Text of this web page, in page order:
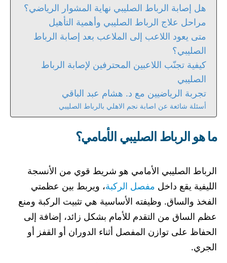
هل إصابة الرباط الصليبي نهاية المشوار الرياضي؟
مراحل علاج الرباط الصليبي وأهمية التأهيل
متى يعود اللاعب إلى الملاعب بعد إصابة الرباط
الصليبي؟
كيفية تجنّب اللاعبين المحترفين لإصابة الرباط
الصليبي
تجربة الرياضيين مع د. هشام عبد الباقي
أسئلة شائعة عن اصابة نجم الاهلي بالرباط الصليبي
ما هو الرباط الصليبي الأمامي؟
الرباط الصليبي الأمامي هو شريط قوي من الأنسجة
الليفية يقع داخل مفصل الركبة، ويربط بين عظمتي
الفخذ والساق. وظيفته الأساسية هي تثبيت الركبة ومنع
عظم الساق من التقدم للأمام بشكل زائد، إضافة إلى
الحفاظ على توازن المفصل أثناء الدوران أو القفز أو
الجري.